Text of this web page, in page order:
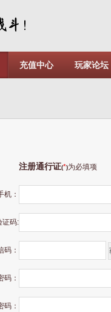
充值中心 玩家论坛
注册通行证(*)为必填项
机：
证码:
码：
码：
码：